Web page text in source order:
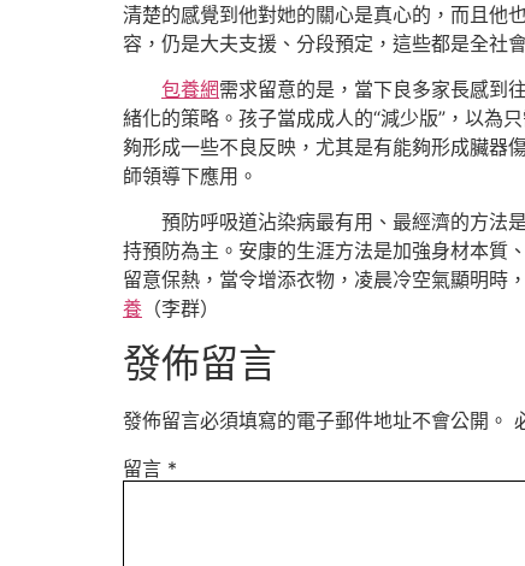
清楚的感覺到他對她的關心是真心的，而且他
容，仍是大夫支援、分段預定，這些都是全社
包養網需求留意的是，當下良多家長感到
緒化的策略。孩子當成成人的“減少版”，以為
夠形成一些不良反映，尤其是有能夠形成臟器
師領導下應用。
預防呼吸道沾染病最有用、最經濟的方法
持預防為主。安康的生涯方法是加強身材本質
留意保熱，當令增添衣物，凌晨冷空氣顯明時
養 （李群）
發佈留言
發佈留言必須填寫的電子郵件地址不會公開。
留言 *